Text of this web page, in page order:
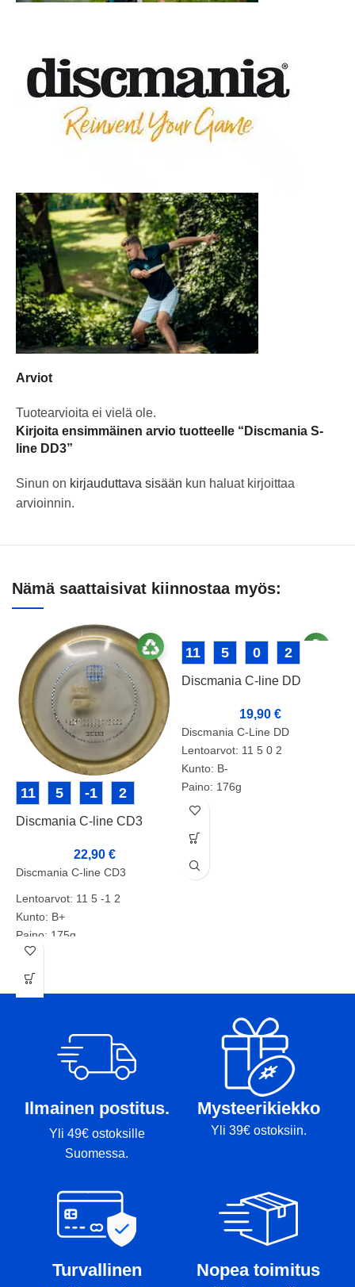
Arviot
Tuotearvioita ei vielä ole.
Kirjoita ensimmäinen arvio tuotteelle “Discmania S-
line DD3”
Sinun on kirjauduttava sisään kun haluat kirjoittaa
arvioinnin.
Nämä saattaisivat kiinnostaa myös:
11 5 -1 2
Discmania C-line CD3
22,90 €
Discmania C-line CD3
Lentoarvot: 11 5 -1 2
Kunto: B+
Paino: 175g
Tussit:
11 5 0 2
Discmania C-line DD
19,90 €
Discmania C-Line DD
Lentoarvot: 11 5 0 2
Kunto: B-
Paino: 176g
Tussit: -
Ilmainen postitus.
Yli 49€ ostoksille
Suomessa.
Mysteerikiekko
Yli 39€ ostoksiin.
Turvallinen
Nopea toimitus